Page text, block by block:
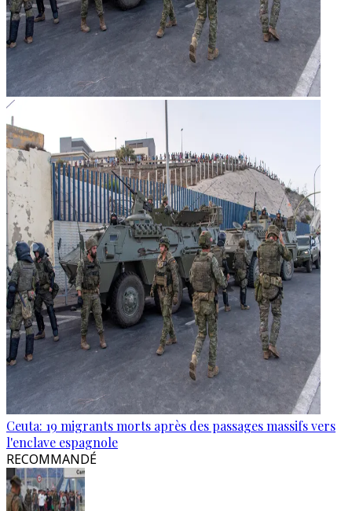
Ceuta: 19 migrants morts après des passages massifs vers
l'enclave espagnole
RECOMMANDÉ